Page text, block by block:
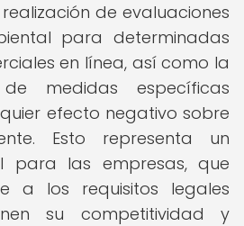
de evaluaciones
para determinadas
en línea, así como la
de medidas específicas
efecto negativo sobre
Esto representa un
para las empresas, que
a los requisitos legales
su competitividad y